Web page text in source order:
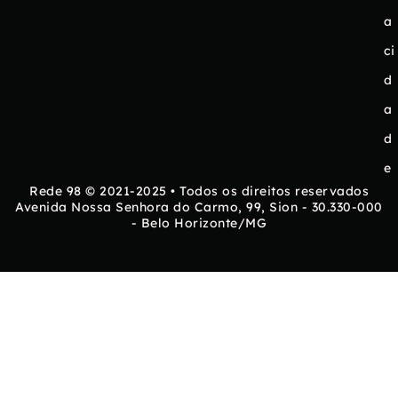
a
ci
d
a
d
e
Rede 98 © 2021-2025 • Todos os direitos reservados
Avenida Nossa Senhora do Carmo, 99, Sion - 30.330-000
- Belo Horizonte/MG